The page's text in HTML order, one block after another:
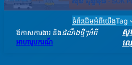
ទំព័រដើមអំពីយើងTag
ឪកាសការងារ និងដំណឹងថ្មីៗអំពី
អាហារូបករណ៍
សូ
ឈ្